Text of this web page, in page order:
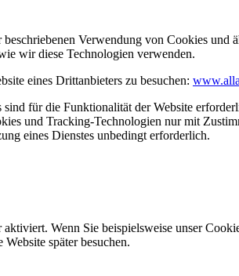
Verwendung von Cookies
wir diese Technologien verwenden.
eines Drittanbieters zu besuchen:
für die Funktionalität der Website
und Tracking-Technologien nur mit
eines Dienstes unbedingt erforderlich.
Wenn Sie beispielsweise unser
später besuchen.